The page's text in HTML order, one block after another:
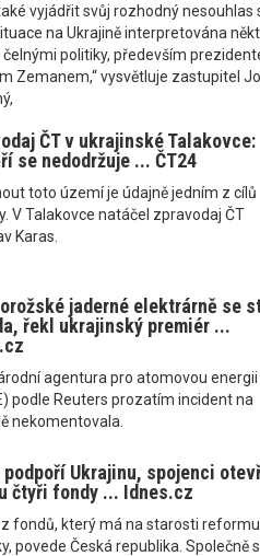
vyjádřit svůj rozhodný nesouhlas
na Ukrajině interpretována
politiky, především
Zemanem,“ vysvětluje zastupitel
ČT v ukrajinské Talakovce:
se nedodržuje ... ČT24
toto území je údajně jedním z cílů
V Talakovce natáčel zpravodaj ČT
Karas.
jaderné elektrárně se
řekl ukrajinský premiér ...
agentura pro atomovou energii
podle Reuters prozatím incident na
nekomentovala.
podpoří Ukrajinu, spojenci
čtyři fondy ... Idnes.cz
fondů, který má na starosti reformu
povede Česká republika. Společně s